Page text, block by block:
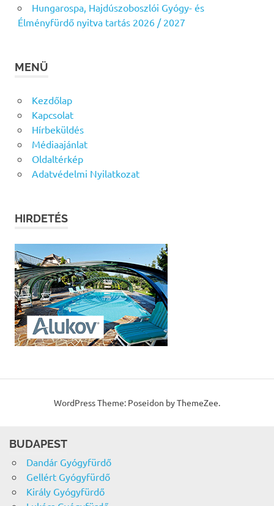
Hungarospa, Hajdúszoboszlói Gyógy- és
Élményfürdő nyitva tartás 2026 / 2027
MENÜ
Kezdőlap
Kapcsolat
Hírbeküldés
Médiaajánlat
Oldaltérkép
Adatvédelmi Nyilatkozat
HIRDETÉS
WordPress Theme: Poseidon by ThemeZee.
BUDAPEST
Dandár Gyógyfürdő
Gellért Gyógyfürdő
Király Gyógyfürdő